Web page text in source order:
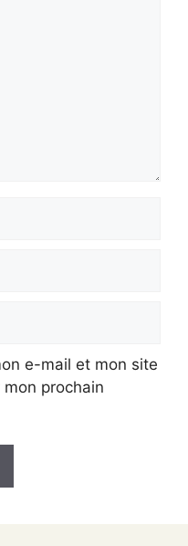
e-mail et mon site
prochain